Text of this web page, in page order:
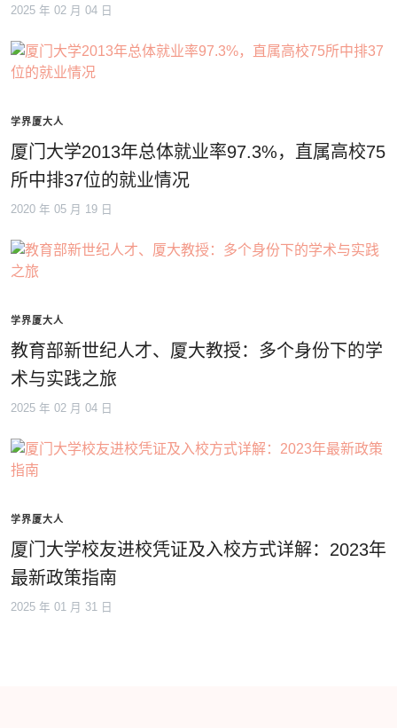
2025 年 02 月 04 日
学界厦大人
厦门大学2013年总体就业率97.3%，直属高校75
所中排37位的就业情况
2020 年 05 月 19 日
学界厦大人
教育部新世纪人才、厦大教授：多个身份下的学
术与实践之旅
2025 年 02 月 04 日
学界厦大人
厦门大学校友进校凭证及入校方式详解：2023年
最新政策指南
2025 年 01 月 31 日